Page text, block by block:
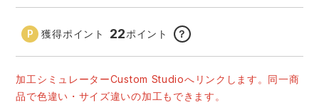
ニット
スターライト工業 東洋物産工業
弘進ゴム 藤井電工
獲得ポイント 22ポイント ？
加工シミュレーターCustom Studioへリンクします。同一商
品で色違い・サイズ違いの加工もできます。